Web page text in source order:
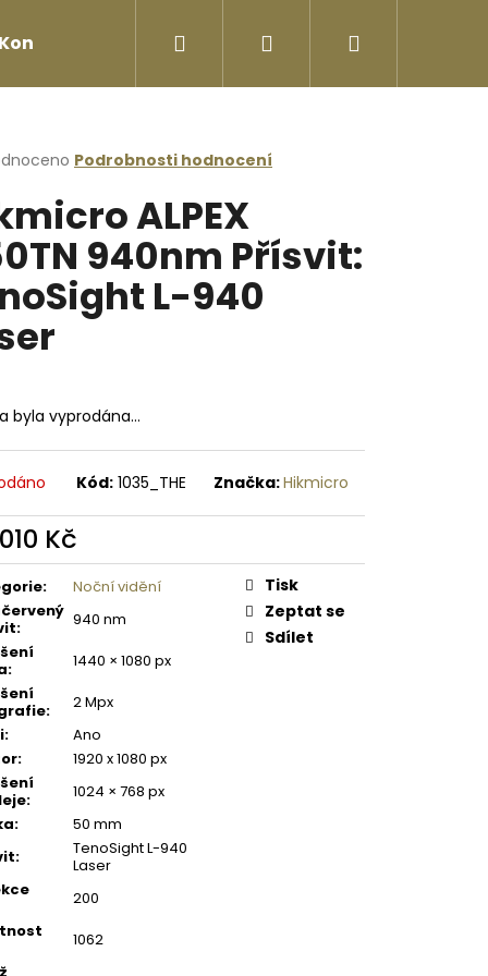
Kontakty Přihlášení
Podrobnosti hodnocení
ALPEX
940nm Přísvit:
L-940
byla vyprodána…
Kód: 1035_THE Značka:Hikmicro
Kč
:
Noční vidění
:
940 nm
:
1440 × 1080 px
:
2 Mpx
:
Ano
:
1920 x 1080 px
:
1024 × 768 px
:
50 mm
:
TenoSight L-940
Laser
200
1062
Tisk
Zeptat se
Sdílet
PISTOLE KAL. .9 MM